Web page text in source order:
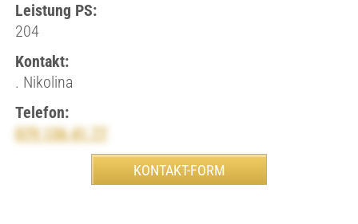
Leistung PS:
204
Kontakt:
. Nikolina
Telefon:
079 136 41 77